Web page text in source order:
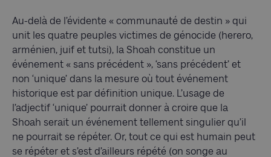
Au-delà de l’évidente « communauté de destin » qui
unit les quatre peuples victimes de génocide (herero,
arménien, juif et tutsi), la Shoah constitue un
événement « sans précédent », ‘sans précédent’ et
non ‘unique’ dans la mesure où tout événement
historique est par définition unique. L’usage de
l’adjectif ‘unique’ pourrait donner à croire que la
Shoah serait un événement tellement singulier qu’il
ne pourrait se répéter. Or, tout ce qui est humain peut
se répéter et s’est d’ailleurs répété (on songe au